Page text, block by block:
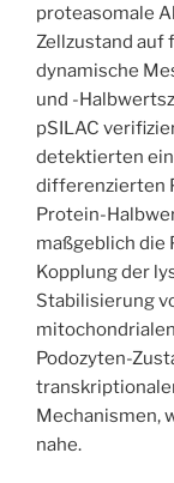
proteasomale
Zellzustand auf
dynamische
und -
pSILAC
detektierten
differenzierten
Protein-
maßgeblich die
Kopplung der
Stabilisierung
Podozyten-
Mechanismen,
nahe.